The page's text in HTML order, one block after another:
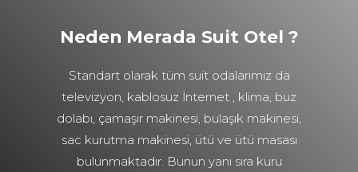
Neden Merada Suit Otel ?
Standart olarak tüm suit odalarımız da
televizyon, kablosuz İnternet , klima, buz
dolabı, çamaşır makinesi, bulaşık makinesi,
sac kurutma makinesi, ütü ve ütü masası
bulunmaktadır. Bunun yanı sıra kuru